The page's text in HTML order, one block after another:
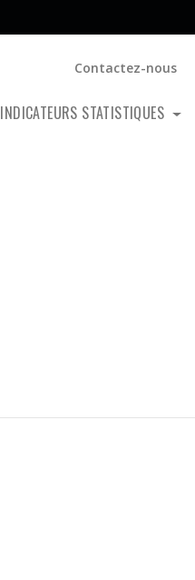
Contactez-nous
INDICATEURS STATISTIQUES